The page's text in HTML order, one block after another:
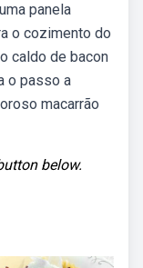
panela
o cozimento do
caldo de bacon
o passo a
macarrão
below.